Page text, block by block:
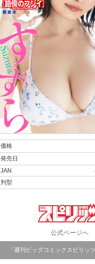
価格
発売日
JAN
判型
公式ページへ
「週刊ビッグコミックスピリッ